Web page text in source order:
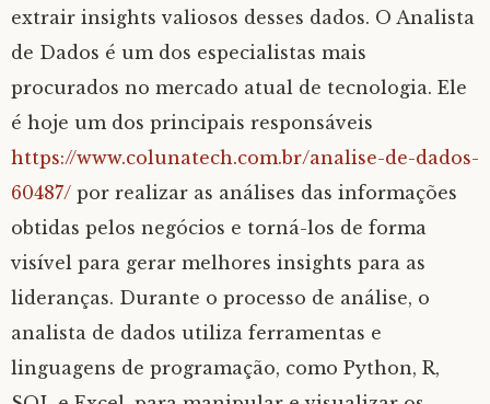
extrair insights valiosos desses dados. O Analista
de Dados é um dos especialistas mais
procurados no mercado atual de tecnologia. Ele
é hoje um dos principais responsáveis
https://www.colunatech.com.br/analise-de-dados-
60487/ por realizar as análises das informações
obtidas pelos negócios e torná-los de forma
visível para gerar melhores insights para as
lideranças. Durante o processo de análise, o
analista de dados utiliza ferramentas e
linguagens de programação, como Python, R,